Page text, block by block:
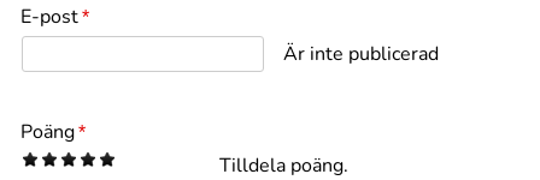
E-post*
Är inte publicerad
Poäng*
1 2 3 4 5 Tilldela poäng.